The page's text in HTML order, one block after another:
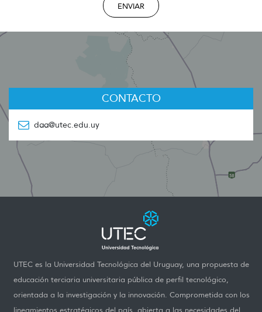
ENVIAR
CONTACTO
daa@utec.edu.uy
UTEC es la Universidad Tecnológica del Uruguay, una propuesta de
educación terciaria universitaria pública de perfil tecnológico,
orientada a la investigación y la innovación. Comprometida con los
lineamientos estratégicos del país, abierta a las necesidades del